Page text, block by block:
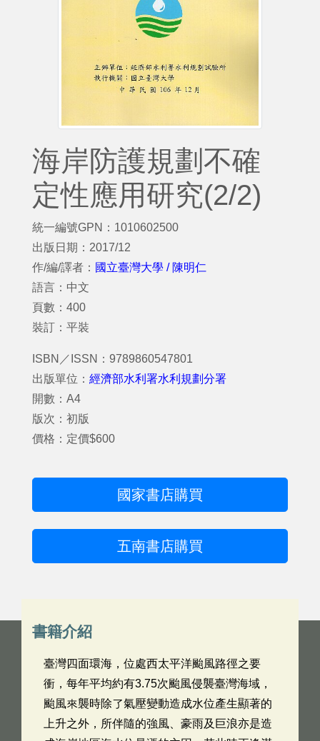
海岸防護規劃不確
定性應用研究(2/2)
統一編號GPN：1010602500
出版日期：2017/12
作/編/譯者： 國立臺灣大學 / 陳明仁
語言：中文
頁數：400
裝訂：平裝
ISBN／ISSN：9789860547801
出版單位： 經濟部水利署水利規劃分署
開數：A4
版次：初版
價格：定價$600
國家書店購買
五南書店購買
書籍介紹
臺灣四面環海，位處西太平洋颱風路徑之要
衝，每年平均約有3.75次颱風侵襲臺灣海域，
颱風來襲時除了氣壓變動造成水位產生顯著的
上升之外，所伴隨的強風、豪雨及巨浪亦是造